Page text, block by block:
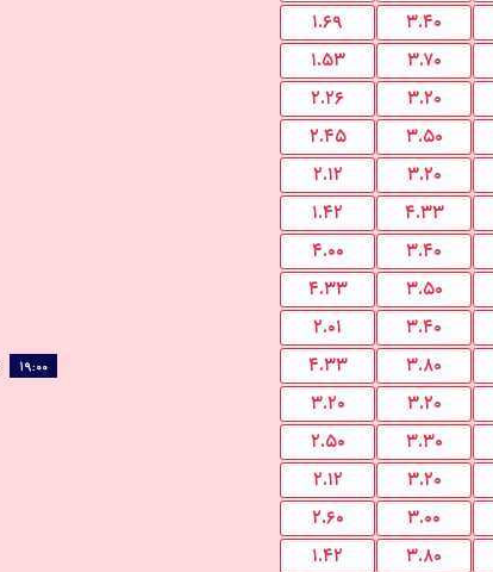
۱.۶۹ ۳.۴۰
۱.۵۳ ۳.۷۰
۲.۲۶ ۳.۲۰
۲.۴۵ ۳.۵۰
۲.۱۲ ۳.۲۰
۱.۴۲ ۴.۳۳
۴.۰۰ ۳.۴۰
۴.۳۳ ۳.۵۰
۲.۰۱ ۳.۴۰
۱۹:۰۰ ۴.۳۳ ۳.۸۰
۳.۲۰ ۳.۲۰
۲.۵۰ ۳.۳۰
۲.۱۲ ۳.۲۰
۲.۶۰ ۳.۰۰
۱.۴۲ ۳.۸۰